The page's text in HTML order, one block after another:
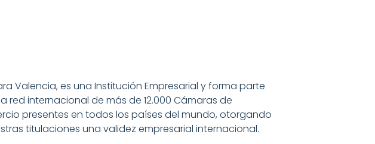
Valencia, es una Institución Empresarial y forma parte
red internacional de más de 12.000 Cámaras de
presentes en todos los países del mundo, otorgando
titulaciones una validez empresarial internacional.